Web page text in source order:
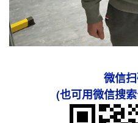
微信
(也可用微信搜